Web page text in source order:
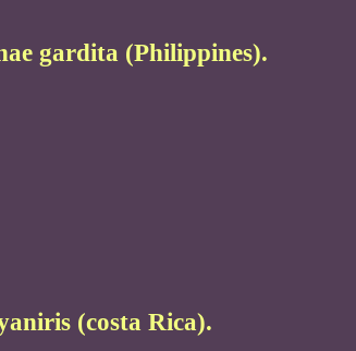
gardita (Philippines).
(costa Rica).